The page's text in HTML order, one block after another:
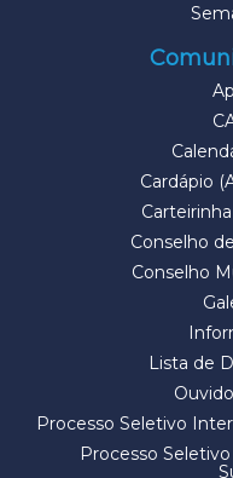
Cardápio
Conselho
Conselho
Lista de
Processo Seletivo
Processo